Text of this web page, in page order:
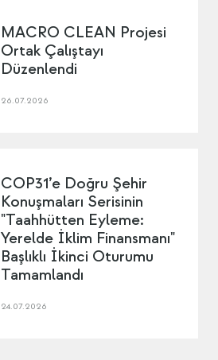
MACRO CLEAN Projesi
Ortak Çalıştayı
Düzenlendi
26.07.2026
COP31’e Doğru Şehir
Konuşmaları Serisinin
"Taahhütten Eyleme:
Yerelde İklim Finansmanı"
Başlıklı İkinci Oturumu
Tamamlandı
24.07.2026